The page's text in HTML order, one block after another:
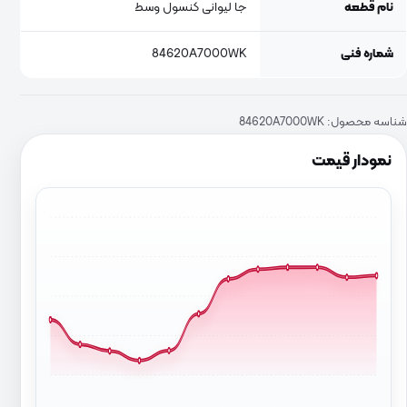
نمودار قیمت
نام قطعه جا لیوانی کنسول وسط
شماره فنی 84620A7000WK
شناسه محصول: 84620A7000WK